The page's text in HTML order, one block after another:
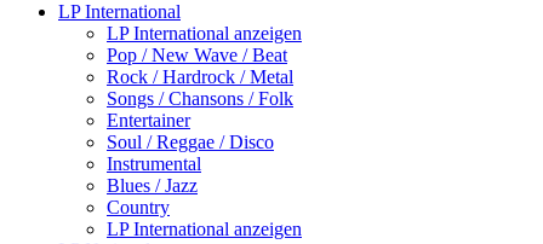
LP International
LP International anzeigen
Pop / New Wave / Beat
Rock / Hardrock / Metal
Songs / Chansons / Folk
Entertainer
Soul / Reggae / Disco
Instrumental
Blues / Jazz
Country
LP International anzeigen